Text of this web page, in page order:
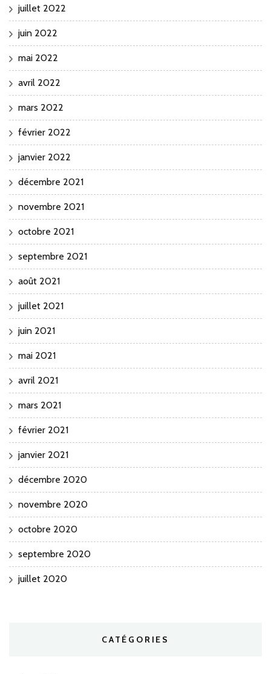
juillet 2022
juin 2022
mai 2022
avril 2022
mars 2022
février 2022
janvier 2022
décembre 2021
novembre 2021
octobre 2021
septembre 2021
août 2021
juillet 2021
juin 2021
mai 2021
avril 2021
mars 2021
février 2021
janvier 2021
décembre 2020
novembre 2020
octobre 2020
septembre 2020
juillet 2020
CATÉGORIES